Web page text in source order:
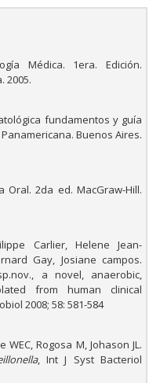
Médica. 1era. Edición.
2005.
fundamentos y guía
Buenos Aires.
Oral. 2da ed. MacGraw-Hill.
Carlier, Helene Jean-
Gay, Josiane campos.
a novel, anaerobic,
from human clinical
2008; 58: 581-584
Rogosa M, Johason JL.
, Int J Syst Bacteriol